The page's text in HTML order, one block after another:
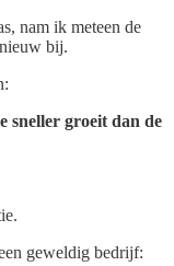
nam ik meteen de
bij.
sneller groeit dan de
geweldig bedrijf: